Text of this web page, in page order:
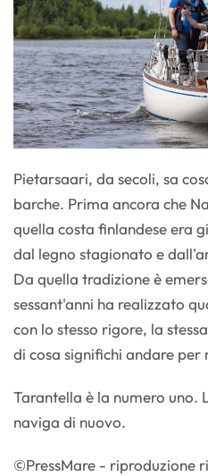
Pietarsaari, da secoli, sa
barche. Prima ancora che
quella costa finlandese era
dal legno stagionato e
Da quella tradizione è
sessant'anni ha realizzato
con lo stesso rigore, la
di cosa significhi andare per
Tarantella è la numero uno.
naviga di nuovo.
©PressMare - riproduzione